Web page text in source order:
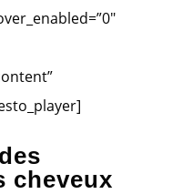
cheveux